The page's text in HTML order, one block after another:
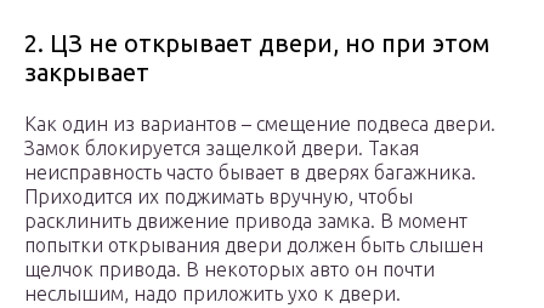
2. ЦЗ не открывает двери, но при этом
закрывает
Как один из вариантов – смещение подвеса двери.
Замок блокируется защелкой двери. Такая
неисправность часто бывает в дверях багажника.
Приходится их поджимать вручную, чтобы
расклинить движение привода замка. В момент
попытки открывания двери должен быть слышен
щелчок привода. В некоторых авто он почти
неслышим, надо приложить ухо к двери.